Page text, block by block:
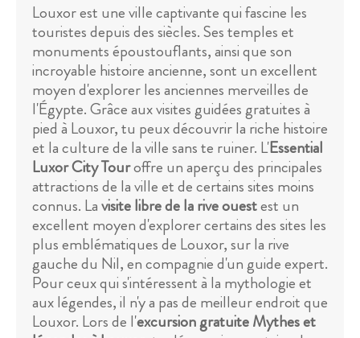
Louxor est une ville captivante qui fascine les
touristes depuis des siècles. Ses temples et
monuments époustouflants, ainsi que son
incroyable histoire ancienne, sont un excellent
moyen d'explorer les anciennes merveilles de
l'Égypte. Grâce aux visites guidées gratuites à
pied à Louxor, tu peux découvrir la riche histoire
et la culture de la ville sans te ruiner. L'Essential
Luxor City Touroffre un aperçu des principales
attractions de la ville et de certains sites moins
connus. Lavisite libre de la rive ouestest un
excellent moyen d'explorer certains des sites les
plus emblématiques de Louxor, sur la rive
gauche du Nil, en compagnie d'un guide expert.
Pour ceux qui s'intéressent à la mythologie et
aux légendes, il n'y a pas de meilleur endroit que
Louxor. Lors de l'excursion gratuite Mythes et